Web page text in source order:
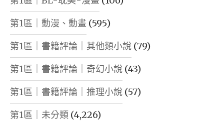
第1區｜動漫、動畫 (595)
第1區｜書籍評論｜其他類小說 (79)
第1區｜書籍評論｜奇幻小說 (43)
第1區｜書籍評論｜推理小說 (57)
第1區｜未分類 (4,226)